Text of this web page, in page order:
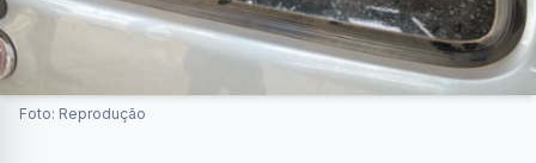
Foto: Reprodução